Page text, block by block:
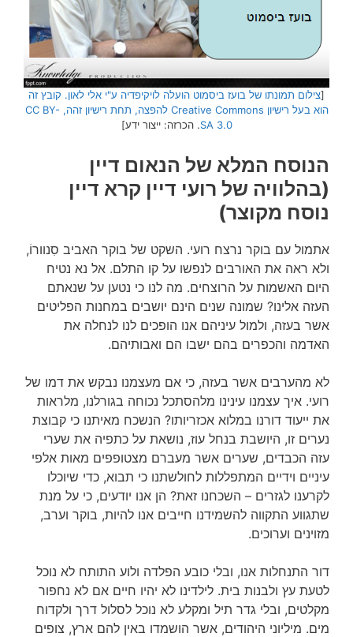
[צילום תמונתו של בועז ביסמוט הועלה לויקיפדיה ע"י אלי לאון. קובץ זה
הוא בעל רישיון Creative Commons להפצה, תחת רישיון זהה, CC BY-
SA 3.0. הכרזה: ייצור ידע]
הנוסח המלא של הנאום דיין
(בהלוויה של רועי דיין קרא דיין
נוסח מקוצר)
אתמול עם בוקר נרצח רועי. השקט של בוקר האביב סִנוורוֹ,
ולא ראה את האורבים לנפשו על קו התלם. אל נא נטיח
היום האשמות על הרוצחים. מה לנו כי נטען על שנאתם
העזה אלינו? שמונה שנים הינם יושבים במחנות הפליטים
אשר בעזה, ולמול עיניהם אנו הופכים לנו לנחלה את
האדמה והכפרים בהם ישבו הם ואבותיהם.
לא מהערבים אשר בעזה, כי אם מעצמנו נבקש את דמו של
רועי. איך עצמנו עינינו מלהסתכל נכוחה בגורלנו, מלראות
את ייעוד דורנו במלוא אכזריותו? הנשכח מאיתנו כי קבוצת
נערים זו, היושבת בנחל עוז, נושאת על כתפיה את שערי
עזה הכבדים, שערים אשר מעברם מצטופפים מאות אלפי
עיניים וידיים המתפללות לחולשתנו כי תבוא, כדי שיוכלו
לקרענו לגזרים – השכחנו זאת? הן אנו יודעים, כי על מנת
שתגווע התקווה להשמידנו חייבים אנו להיות, בוקר וערב,
מזוינים וערוכים.
דור התנחלות אנו, ובלי כובע הפלדה ולוע התותח לא נוכל
לטעת עץ ולבנות בית. לילדינו לא יהיו חיים אם לא נחפור
מקלטים, ובלי גדר תיל ומקלע לא נוכל לסלול דרך ולקדוח
מים. מיליוני היהודים, אשר הושמדו באין להם ארץ, צופים